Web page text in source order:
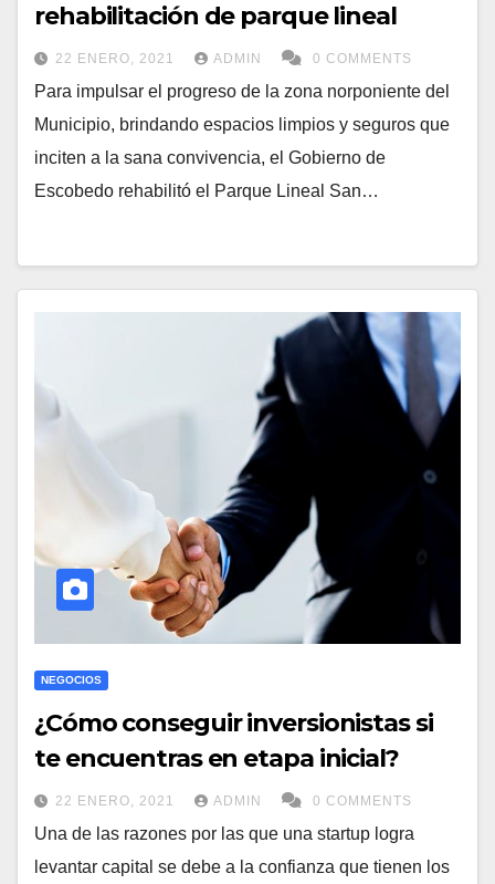
rehabilitación de parque lineal
22 ENERO, 2021 ADMIN 0 COMMENTS
Para impulsar el progreso de la zona norponiente del
Municipio, brindando espacios limpios y seguros que
inciten a la sana convivencia, el Gobierno de
Escobedo rehabilitó el Parque Lineal San…
NEGOCIOS
¿Cómo conseguir inversionistas si
te encuentras en etapa inicial?
22 ENERO, 2021 ADMIN 0 COMMENTS
Una de las razones por las que una startup logra
levantar capital se debe a la confianza que tienen los